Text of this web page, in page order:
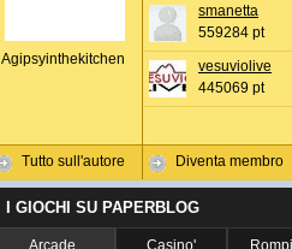
Agipsyinthekitchen
Tutto sull'autore
smanetta
559284 pt
vesuviolive
445069 pt
Diventa membro
I GIOCHI SU PAPERBLOG
Arcade Casino'